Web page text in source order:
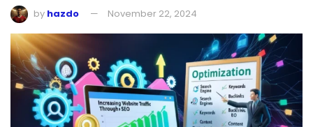
by hazdo November 22, 2024